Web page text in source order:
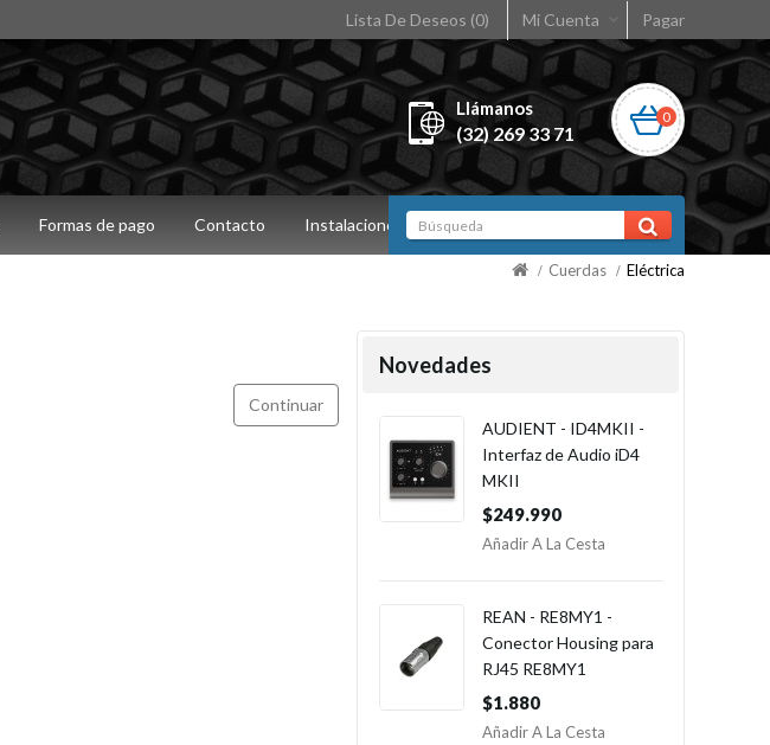
Lista De Deseos (0) Mi Cuenta Pagar
Llámanos
(32) 269 33 71
0
Formas de pago Contacto Instalaciones
Cuerdas Eléctrica
Continuar
Novedades
AUDIENT - ID4MKII -
Interfaz de Audio iD4
MKII
$249.990
Añadir A La Cesta
REAN - RE8MY1 -
Conector Housing para
RJ45 RE8MY1
$1.880
Añadir A La Cesta